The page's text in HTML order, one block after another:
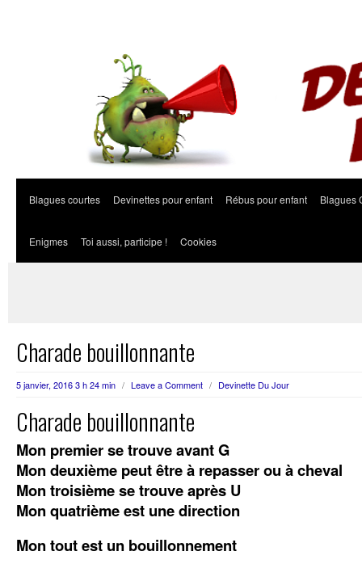
Blagues courtes Devinettes pour enfant Rébus pour enfant Blagues
Enigmes Toi aussi, participe ! Cookies
Charade bouillonnante
5 janvier, 2016 3 h 24 min / Leave a Comment / Devinette Du Jour
Charade bouillonnante
Mon premier se trouve avant G
Mon deuxième peut être à repasser ou à cheval
Mon troisième se trouve après U
Mon quatrième est une direction
Mon tout est un bouillonnement